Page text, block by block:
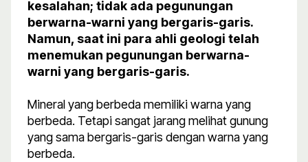
kesalahan; tidak ada pegunungan
berwarna-warni yang bergaris-garis.
Namun, saat ini para ahli geologi telah
menemukan pegunungan berwarna-
warni yang bergaris-garis.
Mineral yang berbeda memiliki warna yang
berbeda. Tetapi sangat jarang melihat gunung
yang sama bergaris-garis dengan warna yang
berbeda.